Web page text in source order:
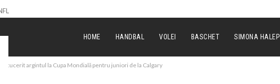
HOME HANDBAL VOLEI BASCHET SIMONA HALEP
a cucerit argintul la Cupa Mondială pentru juniori de la Calgary